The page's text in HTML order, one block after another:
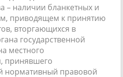
– наличии бланкетных и
приводящем к принятию
вторгающихся в
государственной
местного
принявшего
нормативный правовой